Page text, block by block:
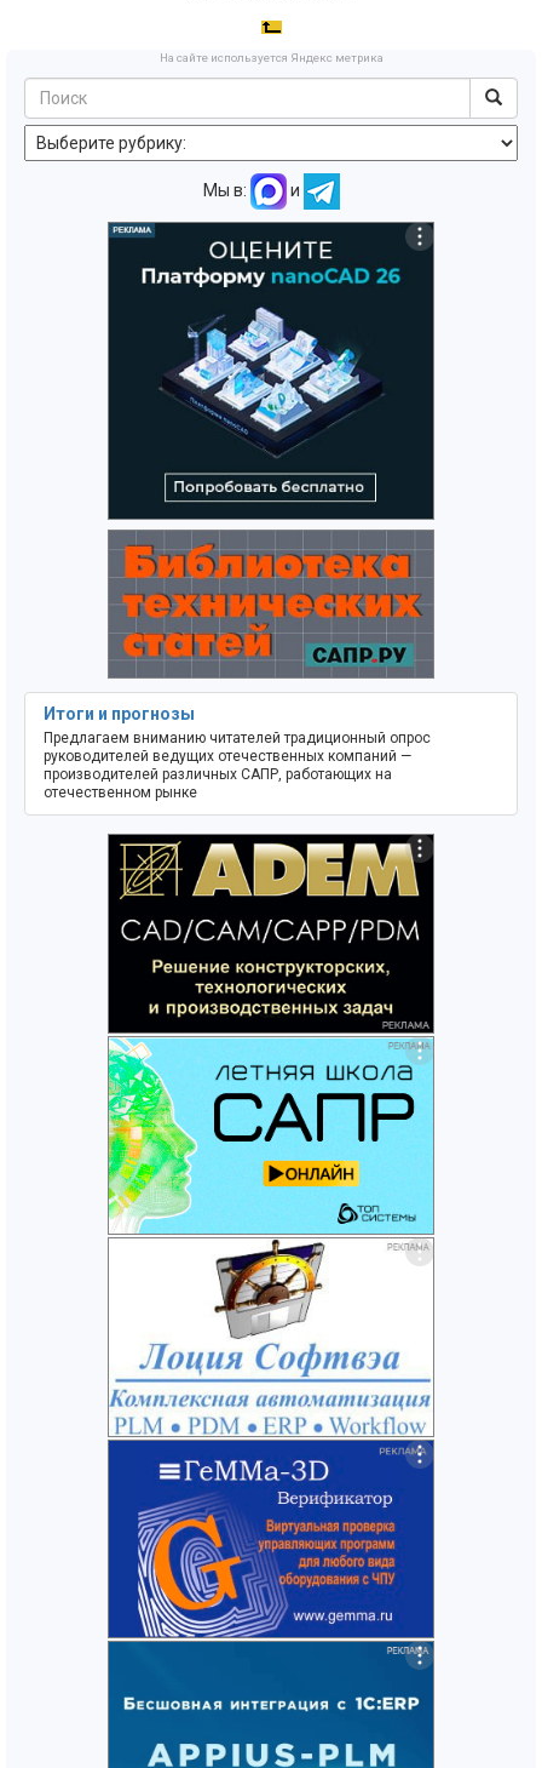
На сайте используется Яндекс метрика
Мы в: и
Итоги и прогнозы
Предлагаем вниманию читателей традиционный опрос
руководителей ведущих отечественных компаний —
производителей различных САПР, работающих на
отечественном рынке